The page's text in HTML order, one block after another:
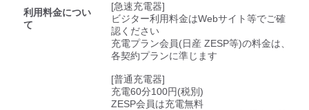
利用料金につい
て
[急速充電器]
ビジター利用料金はWebサイト等でご確
認ください
充電プラン会員(日産 ZESP等)の料金は、
各契約プランに準じます
[普通充電器]
充電60分100円(税別)
ZESP会員は充電無料